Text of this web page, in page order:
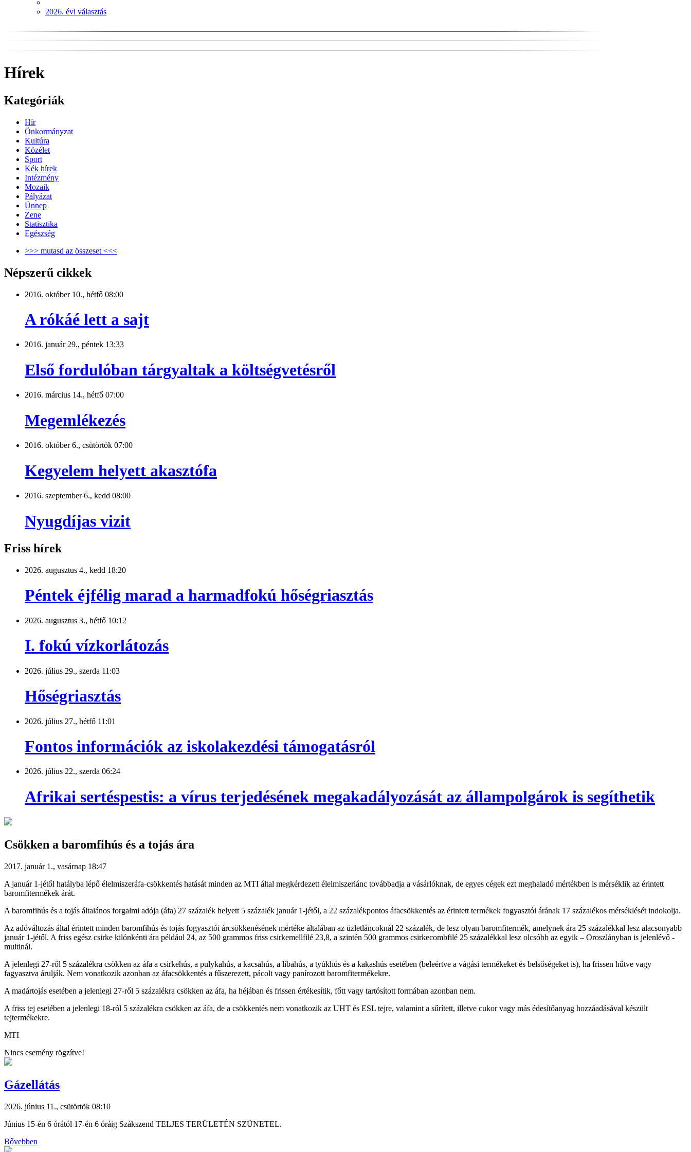
2026. évi választás
Hírek
Kategóriák
Hír
Önkormányzat
Kultúra
Közélet
Sport
Kék hírek
Intézmény
Mozaik
Pályázat
Ünnep
Zene
Statisztika
Egészség
>>> mutasd az összeset <<<
Népszerű cikkek
2016. október 10., hétfő 08:00
A rókáé lett a sajt
2016. január 29., péntek 13:33
Első fordulóban tárgyaltak a költségvetésről
2016. március 14., hétfő 07:00
Megemlékezés
2016. október 6., csütörtök 07:00
Kegyelem helyett akasztófa
2016. szeptember 6., kedd 08:00
Nyugdíjas vizit
Friss hírek
2026. augusztus 4., kedd 18:20
Péntek éjfélig marad a harmadfokú hőségriasztás
2026. augusztus 3., hétfő 10:12
I. fokú vízkorlátozás
2026. július 29., szerda 11:03
Hőségriasztás
2026. július 27., hétfő 11:01
Fontos információk az iskolakezdési támogatásról
2026. július 22., szerda 06:24
Afrikai sertéspestis: a vírus terjedésének megakadályozását az állampolgárok is segíthetik
Csökken a baromfihús és a tojás ára
2017. január 1., vasárnap 18:47
A január 1-jétől hatályba lépő élelmiszeráfa-csökkentés hatását minden az MTI által megkérdezett élelmiszerlánc továbbadja a vásárlóknak, de egyes cégek ezt meghaladó mértékben is mérséklik az érintett
baromfitermékek árát.
A baromfihús és a tojás általános forgalmi adója (áfa) 27 százalék helyett 5 százalék január 1-jétől, a 22 százalékpontos áfacsökkentés az érintett termékek fogyasztói árának 17 százalékos mérséklését indokolja.
Az adóváltozás által érintett minden baromfihús és tojás fogyasztói árcsökkenésének mértéke általában az üzletláncoknál 22 százalék, de lesz olyan baromfitermék, amelynek ára 25 százalékkal lesz alacsonyabb
január 1-jétől. A friss egész csirke kilónkénti ára például 24, az 500 grammos friss csirkemellfilé 23,8, a szintén 500 grammos csirkecombfilé 25 százalékkal lesz olcsóbb az egyik – Oroszlányban is jelenlévő -
multinál.
A jelenlegi 27-ről 5 százalékra csökken az áfa a csirkehús, a pulykahús, a kacsahús, a libahús, a tyúkhús és a kakashús esetében (beleértve a vágási termékeket és belsőségeket is), ha frissen hűtve vagy
fagyasztva árulják. Nem vonatkozik azonban az áfacsökkentés a fűszerezett, pácolt vagy panírozott baromfitermékekre.
A madártojás esetében a jelenlegi 27-ről 5 százalékra csökken az áfa, ha héjában és frissen értékesítik, főtt vagy tartósított formában azonban nem.
A friss tej esetében a jelenlegi 18-ról 5 százalékra csökken az áfa, de a csökkentés nem vonatkozik az UHT és ESL tejre, valamint a sűrített, illetve cukor vagy más édesítőanyag hozzáadásával készült
tejtermékekre.
MTI
Nincs esemény rögzítve!
Gázellátás
2026. június 11., csütörtök 08:10
Június 15-én 6 órától 17-én 6 óráig Szákszend TELJES TERÜLETÉN SZÜNETEL.
Bővebben